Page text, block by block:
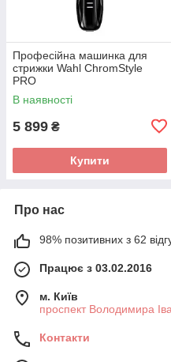
Професійна машинка для
стрижки Wahl ChromStyle
PRO
В наявності
5 899 ₴
Купити
Про нас
98% позитивних з 62
Працює з 03.02.2016
м. Київ
проспект Володимира
Контакти